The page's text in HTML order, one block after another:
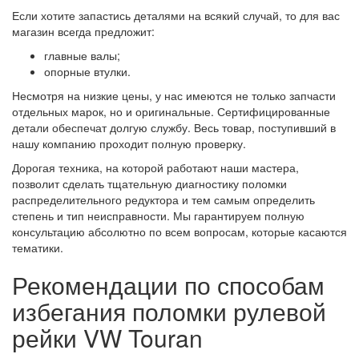
Если хотите запастись деталями на всякий случай, то для вас
магазин всегда предложит:
главные валы;
опорные втулки.
Несмотря на низкие цены, у нас имеются не только запчасти
отдельных марок, но и оригинальные. Сертифицированные
детали обеспечат долгую службу. Весь товар, поступивший в
нашу компанию проходит полную проверку.
Дорогая техника, на которой работают наши мастера,
позволит сделать тщательную диагностику поломки
распределительного редуктора и тем самым определить
степень и тип неисправности. Мы гарантируем полную
консультацию абсолютно по всем вопросам, которые касаются
тематики.
Рекомендации по способам
избегания поломки рулевой
рейки VW Touran